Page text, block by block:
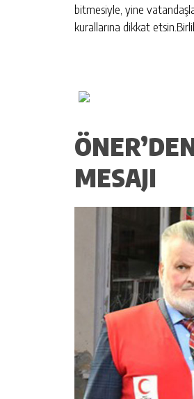
bitmesiyle, yine
kurallarına dikkat
MESAJI